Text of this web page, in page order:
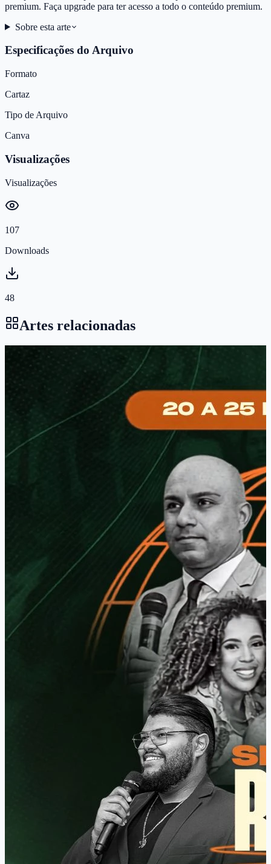
premium. Faça upgrade para ter acesso a todo o conteúdo premium.
Sobre esta arte
Especificações do Arquivo
Formato
Cartaz
Tipo de Arquivo
Canva
Visualizações
Visualizações
107
Downloads
48
Artes relacionadas